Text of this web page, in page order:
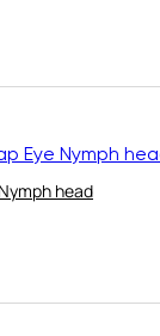
head